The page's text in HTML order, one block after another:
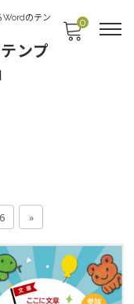
Wordのテン
ンプ
0
6 »